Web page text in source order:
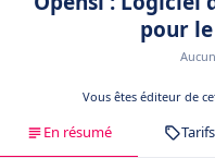
pour
Vous êtes éditeur de
En résumé Tarifs